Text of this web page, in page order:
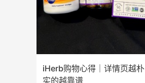
iHerb购物心得｜详情页越朴
实的越靠谱